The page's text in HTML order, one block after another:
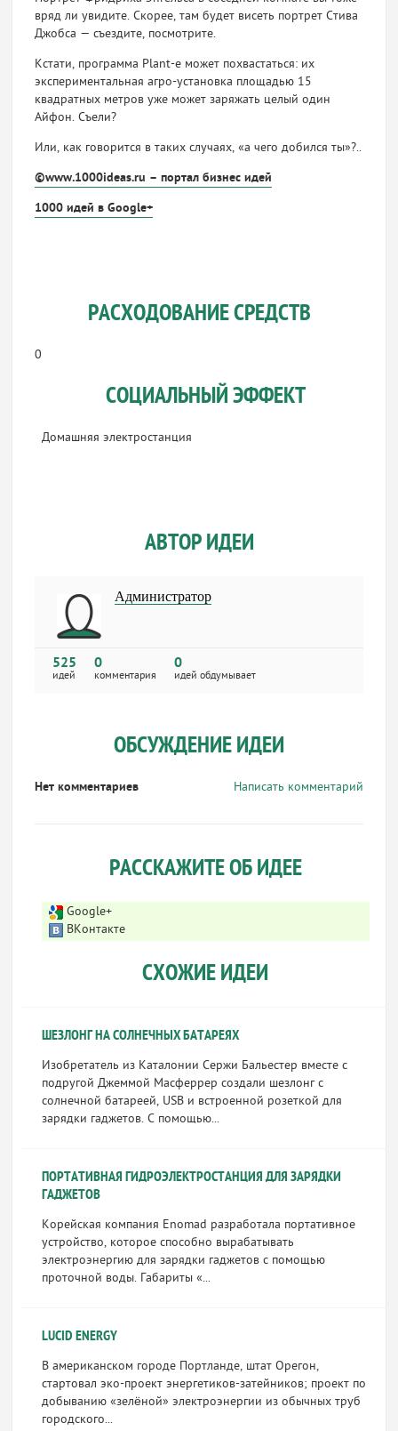
вряд ли увидите. Скорее, там будет висеть портрет Стива
Джобса — съездите, посмотрите.
Кстати, программа Plant-e может похвастаться: их
экспериментальная агро-установка площадью 15
квадратных метров уже может заряжать целый один
Айфон. Съели?
Или, как говорится в таких случаях, «а чего добился ты»?..
©www.1000ideas.ru – портал бизнес идей
1000 идей в Google+
РАСХОДОВАНИЕ СРЕДСТВ
0
СОЦИАЛЬНЫЙ ЭФФЕКТ
Домашняя электростанция
АВТОР ИДЕИ
Администратор
525
идей
0
комментария
0
идей обдумывает
ОБСУЖДЕНИЕ ИДЕИ
Написать комментарий
Нет комментариев
РАССКАЖИТЕ ОБ ИДЕЕ
Google+
ВКонтакте
СХОЖИЕ ИДЕИ
ШЕЗЛОНГ НА СОЛНЕЧНЫХ БАТАРЕЯХ
Изобретатель из Каталонии Сержи Бальестер вместе с
подругой Джеммой Масферрер создали шезлонг с
солнечной батареей, USB и встроенной розеткой для
зарядки гаджетов. С помощью...
ПОРТАТИВНАЯ ГИДРОЭЛЕКТРОСТАНЦИЯ ДЛЯ ЗАРЯДКИ
ГАДЖЕТОВ
Корейская компания Enomad разработала портативное
устройство, которое способно вырабатывать
электроэнергию для зарядки гаджетов с помощью
проточной воды. Габариты «...
LUCID ENERGY
В американском городе Портланде, штат Орегон,
стартовал эко-проект энергетиков-затейников; проект по
добыванию «зелёной» электроэнергии из обычных труб
городского...